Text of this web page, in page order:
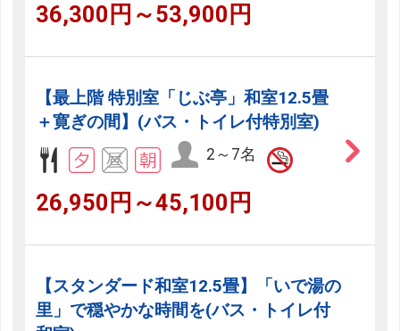
36,300円～53,900円
【最上階 特別室「じぶ亭」和室12.5畳
＋寛ぎの間】(バス・トイレ付特別室)
2～7名
26,950円～45,100円
【スタンダード和室12.5畳】「いで湯の
里」で穏やかな時間を(バス・トイレ付